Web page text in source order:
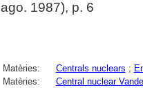
ago. 1987), p. 6
Matèries: Centrals nuclears ;
Matèries:
Central nuclear